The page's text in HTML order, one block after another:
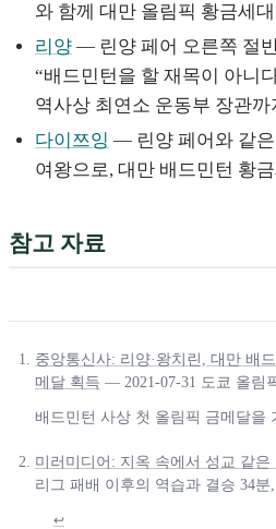
와 함께 대만 올림픽 황금세
리양 — 린양 페어 오른쪽 절
“배드민턴을 할 재목이 아니
역사상 최연소 운동부 장관까
다이쯔잉 — 린양 페어와 같은
여왕으로, 대만 배드민턴 황
참고 자료
중앙통신사: 리양·왕치린, 대만 배
메달 획득 — 2021-07-31 도쿄 올림
배드민턴 사상 첫 올림픽 금메달을
미러미디어: 지옥 속에서 성교 같
리그 패배 이후의 역습과 결승 34분
↩